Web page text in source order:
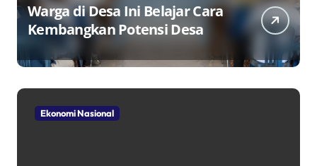
Warga di Desa Ini Belajar Cara
Kembangkan Potensi Desa
Ekonomi Nasional